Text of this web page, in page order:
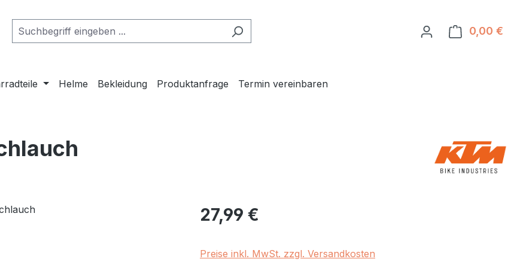
0,00 €
Helme Bekleidung Produktanfrage Termin vereinbaren
Regulärer Preis:
27,99 €
Preise inkl. MwSt. zzgl. Versandkosten